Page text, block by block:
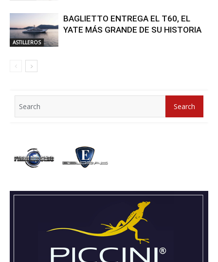
ASTILLEROS
BAGLIETTO ENTREGA EL T60, EL
YATE MÁS GRANDE DE SU HISTORIA
for:
Search